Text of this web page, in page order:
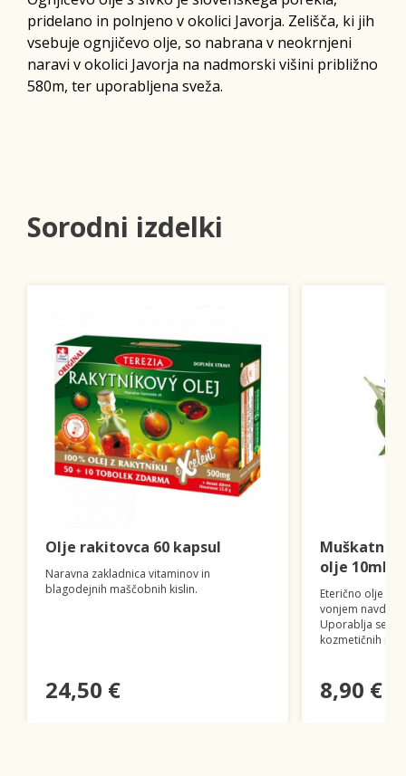
pridelano in polnjeno v okolici Javorja. Zelišča, ki jih
vsebuje ognjičevo olje, so nabrana v neokrnjeni
naravi v okolici Javorja na nadmorski višini približno
580m, ter uporabljena sveža.
Sorodni izdelki
Olje rakitovca 60 kapsul
Naravna zakladnica vitaminov in
blagodejnih maščobnih kislin.
24,50 €
Muškatna
olje 10ml
Eterično olje
vonjem
Uporablja se
kozmetičnih
8,90 €